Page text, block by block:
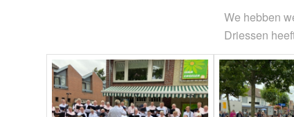
We hebben
Driessen